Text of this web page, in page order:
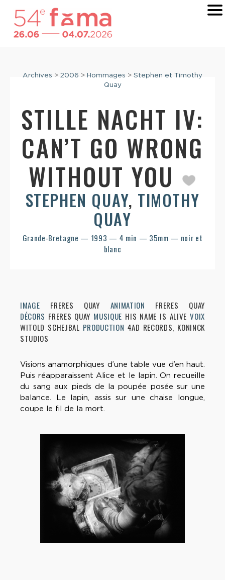
Archives > 2006 > Hommages > Stephen et Timothy
Quay
STILLE NACHT IV:
CAN’T GO WRONG
WITHOUT YOU
STEPHEN QUAY, TIMOTHY
QUAY
Grande-Bretagne — 1993 — 4 min — 35mm — noir et
blanc
IMAGE FRERES QUAY ANIMATION FRERES QUAY
DÉCORS FRERES QUAY MUSIQUE HIS NAME IS ALIVEVOIX
WITOLD SCHEJBAL PRODUCTION 4AD RECORDS, KONINCK
STUDIOS
Visions anamorphiques d’une table vue d’en haut.
Puis réapparaissent Alice et le lapin. On recueille
du sang aux pieds de la poupée posée sur une
balance. Le lapin, assis sur une chaise longue,
coupe le fil de la mort.